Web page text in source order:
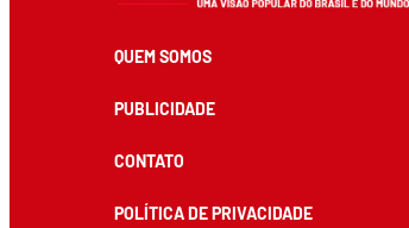
QUEM SOMOS
PUBLICIDADE
CONTATO
POLÍTICA DE PRIVACIDADE